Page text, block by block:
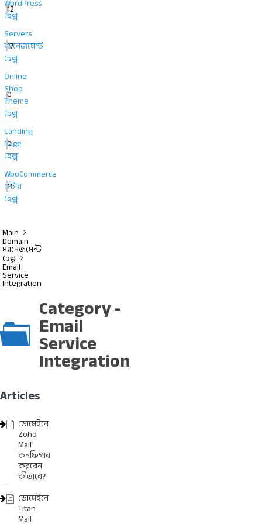
WordPress
হেল্প
12
Servers
ম্যানেজমেন্ট
হেল্প
17
Online
Shop
Theme
হেল্প
0
Landing
Page
হেল্প
0
WooCommerce
স্টোর
হেল্প
11
Main
Domain
ম্যানেজমেন্ট
হেল্প
Email
Service
Integration
Category -
Email
Service
Integration
Articles
ডোমেইনে
Zoho
Mail
কনফিগার
করবেন
কীভাবে?
ডোমেইনে
Titan
Mail